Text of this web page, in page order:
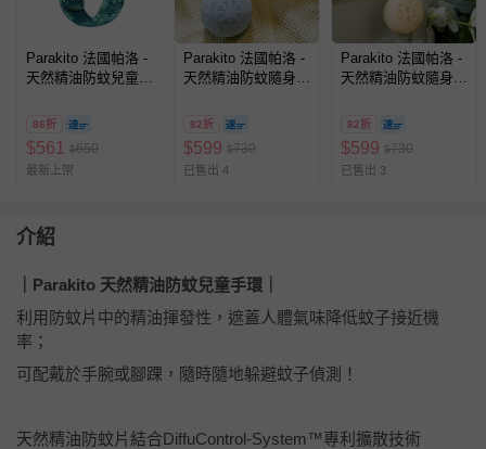
Parakito 法國帕洛 -
天然精油防蚊兒童手
86折
$561 $650
最新上架
Parakito 法國帕洛 -
天然精油防蚊隨身
82折
$599 $730
已售出 4
Parakito 法國帕洛 -
天然精油防蚊隨身
82折
$599 $730
已售出 3
介紹
｜Parakito 天然精油防蚊兒童手環｜
利用防蚊片中的精油揮發性，遮蓋人體氣味降低蚊子接近機
率；
可配戴於手腕或腳踝，隨時隨地躲避蚊子偵測！
天然精油防蚊片結合DiffuControl-System™專利擴散技術